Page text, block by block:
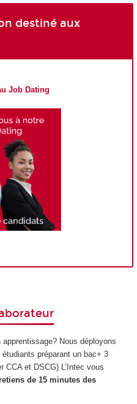
destiné aux
Job Dating
Nous déployons
préparant un bac+ 3
et DSCG) L’Intec vous
de 15 minutes des